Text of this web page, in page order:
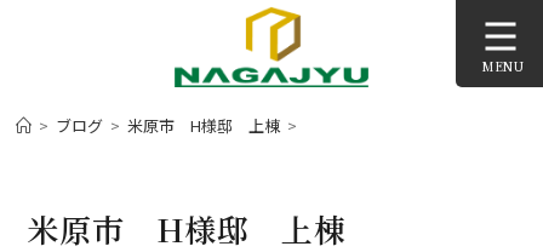
MENU
> ブログ > 米原市 H様邸 上棟 >
米原市 H様邸 上棟